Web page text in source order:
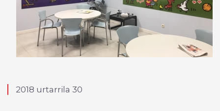
2018 urtarrila 30